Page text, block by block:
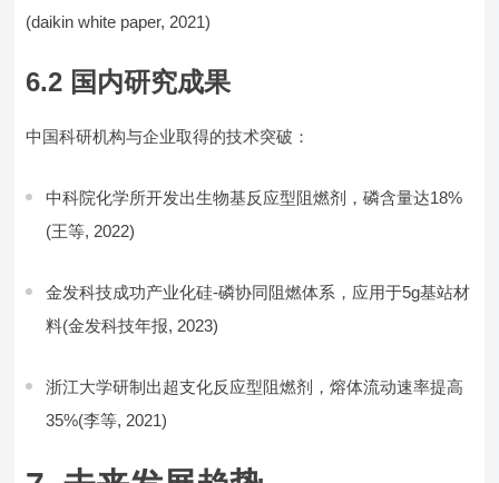
(daikin white paper, 2021)
6.2 国内研究成果
中国科研机构与企业取得的技术突破：
中科院化学所开发出生物基反应型阻燃剂，磷含量达18%
(王等, 2022)
金发科技成功产业化硅-磷协同阻燃体系，应用于5g基站材
料(金发科技年报, 2023)
浙江大学研制出超支化反应型阻燃剂，熔体流动速率提高
35%(李等, 2021)